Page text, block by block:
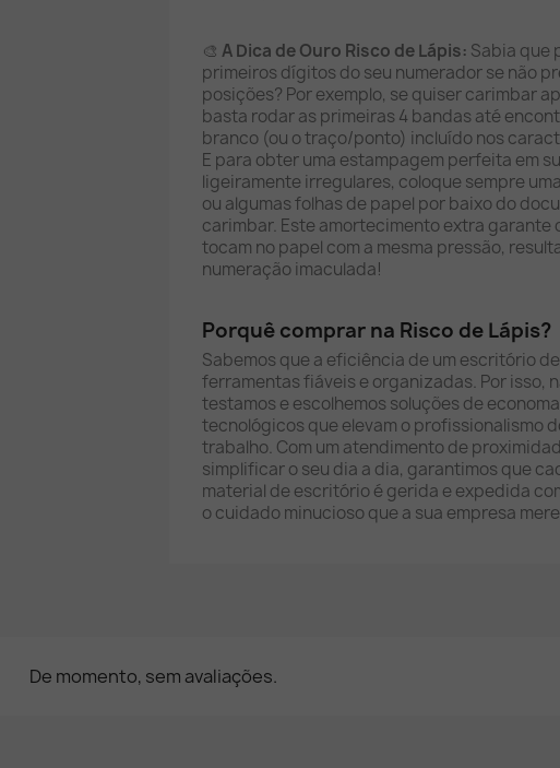
🎨 A Dica de Ouro Risco de Lápis: Sabia que
primeiros dígitos do seu numerador se não
posições? Por exemplo, se quiser carimbar
basta rodar as primeiras 4 bandas até
branco (ou o traço/ponto) incluído nos
E para obter uma estampagem perfeita em
ligeiramente irregulares, coloque sempre
ou algumas folhas de papel por baixo do
carimbar. Este amortecimento extra garante
tocam no papel com a mesma pressão,
numeração imaculada!
Porquê comprar na Risco de Lápis?
Sabemos que a eficiência de um escritório
ferramentas fiáveis e organizadas. Por isso,
testamos e escolhemos soluções de
tecnológicos que elevam o profissionalismo
trabalho. Com um atendimento de
simplificar o seu dia a dia, garantimos que
material de escritório é gerida e expedida
o cuidado minucioso que a sua empresa
De momento, sem avaliações.